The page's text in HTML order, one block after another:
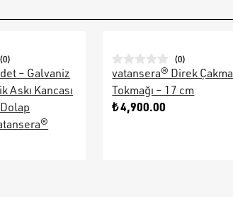
(0)
– Galvaniz
Askı Kancası
(0)
vatansera® Direk Çakma
Tokmağı – 17 cm
₺ 4,900.00